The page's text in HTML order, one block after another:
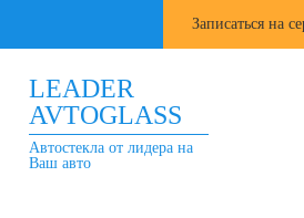
Записаться на
LEADER
AVTOGLASS
Автостекла от лидера на
Ваш авто